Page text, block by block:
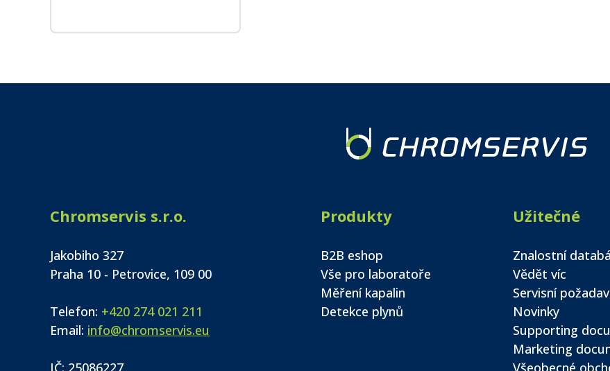
Chromservis s.r.o.
Jakobiho 327
Praha 10 - Petrovice, 109 00
Telefon: +420 274 021 211
Email: info@chromservis.eu
IČ: 25086227
Produkty
B2B eshop
Vše pro laboratoře
Měření kapalin
Detekce plynů
Užitečné
Znalostní
Vědět víc
Servisní
Novinky
Supporting
Marketing
Všeobecné